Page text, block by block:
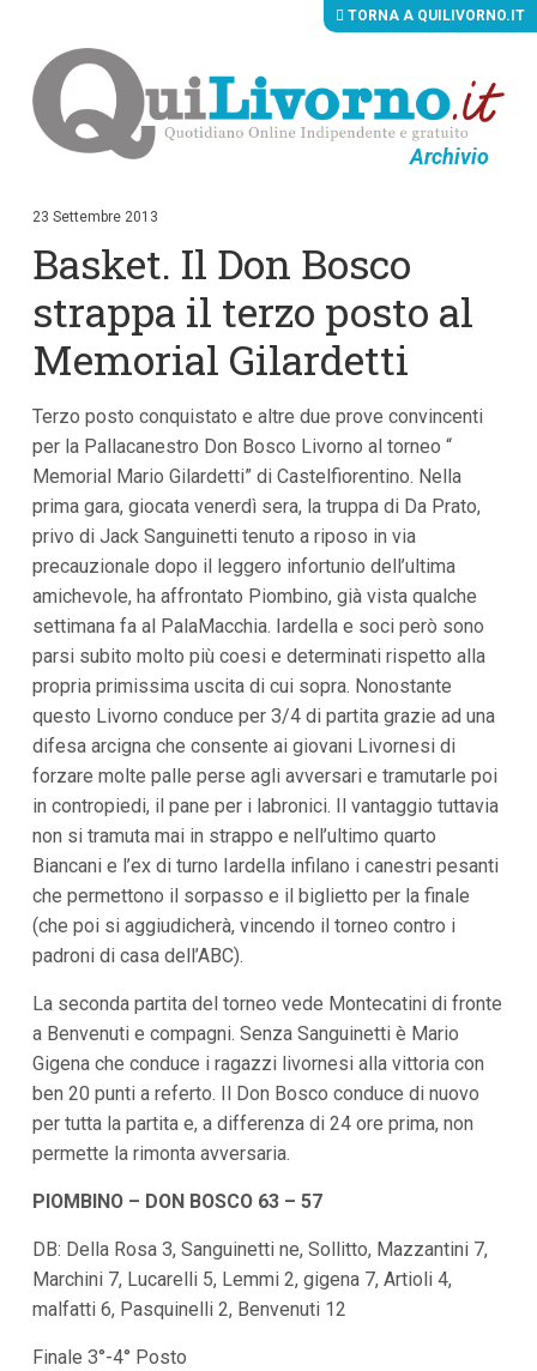
Archivio
i
i
n
e
n
t
p
r
n
c
p
a
i
V
a
i
a
l
e
n
P
r
n
c
p
V
a
i
n
f
o
d
TORNA A QUILIVORNO.IT
23 Settembre 2013
Basket. Il Don Bosco
strappa il terzo posto al
Memorial Gilardetti
Terzo posto conquistato e altre due prove convincenti
per la Pallacanestro Don Bosco Livorno al torneo “
Memorial Mario Gilardetti” di Castelfiorentino. Nella
prima gara, giocata venerdì sera, la truppa di Da Prato,
privo di Jack Sanguinetti tenuto a riposo in via
precauzionale dopo il leggero infortunio dell’ultima
amichevole, ha affrontato Piombino, già vista qualche
settimana fa al PalaMacchia. Iardella e soci però sono
parsi subito molto più coesi e determinati rispetto alla
propria primissima uscita di cui sopra. Nonostante
questo Livorno conduce per 3/4 di partita grazie ad una
difesa arcigna che consente ai giovani Livornesi di
forzare molte palle perse agli avversari e tramutarle poi
in contropiedi, il pane per i labronici. Il vantaggio tuttavia
non si tramuta mai in strappo e nell’ultimo quarto
Biancani e l’ex di turno Iardella infilano i canestri pesanti
che permettono il sorpasso e il biglietto per la finale
(che poi si aggiudicherà, vincendo il torneo contro i
padroni di casa dell’ABC).
La seconda partita del torneo vede Montecatini di fronte
a Benvenuti e compagni. Senza Sanguinetti è Mario
Gigena che conduce i ragazzi livornesi alla vittoria con
ben 20 punti a referto. Il Don Bosco conduce di nuovo
per tutta la partita e, a differenza di 24 ore prima, non
permette la rimonta avversaria.
PIOMBINO – DON BOSCO 63 – 57
DB: Della Rosa 3, Sanguinetti ne, Sollitto, Mazzantini 7,
Marchini 7, Lucarelli 5, Lemmi 2, gigena 7, Artioli 4,
malfatti 6, Pasquinelli 2, Benvenuti 12
Finale 3°-4° Posto